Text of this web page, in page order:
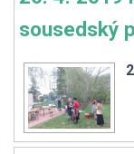
sousedský